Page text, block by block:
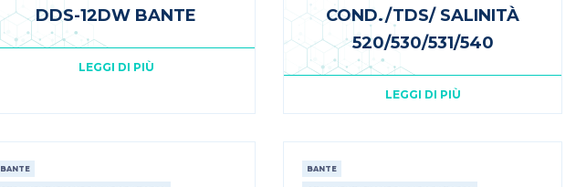
DDS-12DW BANTE
LEGGI DI PIÙ
COND./TDS/ SALINITÀ
520/530/531/540
LEGGI DI PIÙ
BANTE BANTE